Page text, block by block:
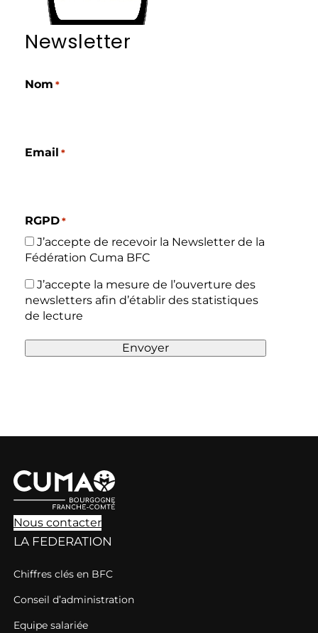
Newsletter
Nom *
Email *
RGPD *
J’accepte de recevoir la Newsletter de la
Fédération Cuma BFC
RGPD
J’accepte la mesure de l’ouverture des
newsletters afin d’établir des statistiques
de lecture
Envoyer
Nous contacter
LA FEDERATION
Chiffres clés en BFC
Conseil d’administration
Equipe salariée